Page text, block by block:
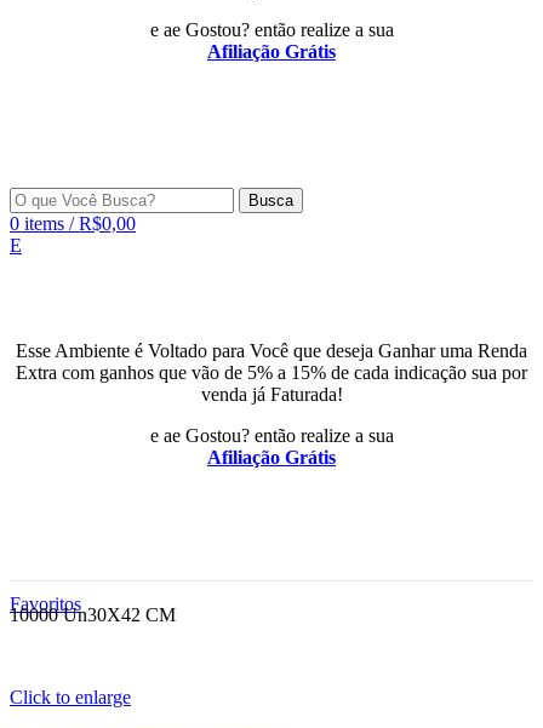
e ae Gostou? então realize a sua
Afiliação Grátis
Busca
0 items / R$0,00
E
Esse Ambiente é Voltado para Você que deseja Ganhar uma Renda
Extra com ganhos que vão de 5% a 15% de cada indicação sua por
venda já Faturada!
e ae Gostou? então realize a sua
Afiliação Grátis
Favoritos
10000 Un30X42 CM
Click to enlarge